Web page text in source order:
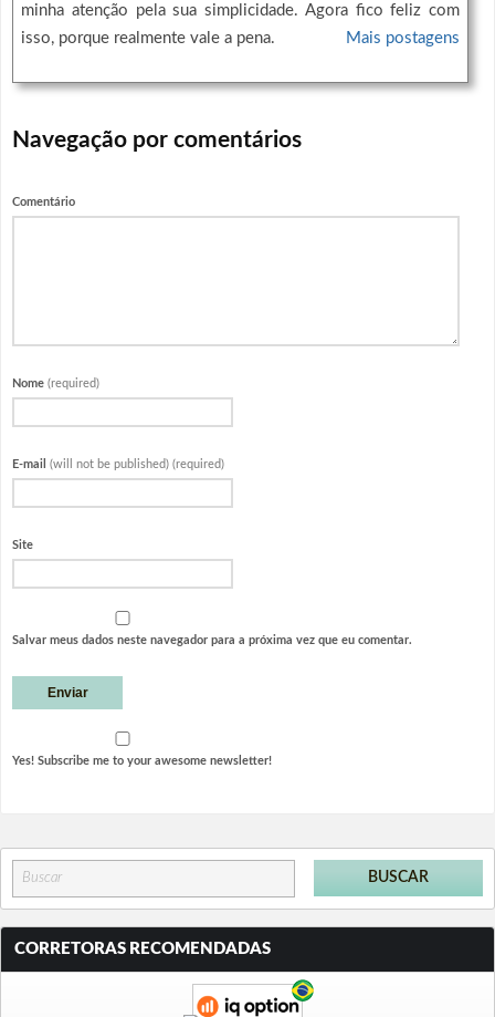
minha atenção pela sua simplicidade. Agora fico feliz com
isso, porque realmente vale a pena.
Mais postagens
Navegação por comentários
Comentário
Nome (required)
E-mail (will not be published) (required)
Site
Salvar meus dados neste navegador para a próxima vez que eu comentar.
Yes! Subscribe me to your awesome newsletter!
CORRETORAS RECOMENDADAS